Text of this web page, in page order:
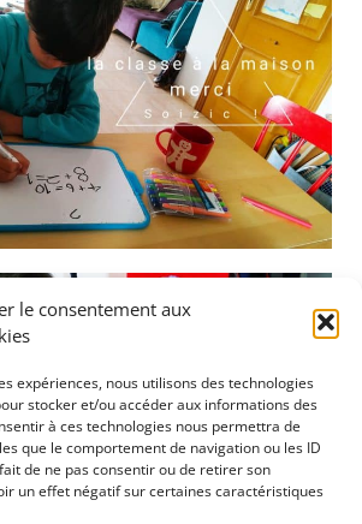
le consentement aux
expériences, nous utilisons des technologies
stocker et/ou accéder aux informations des
à ces technologies nous permettra de
que le comportement de navigation ou les ID
de ne pas consentir ou de retirer son
un effet négatif sur certaines caractéristiques